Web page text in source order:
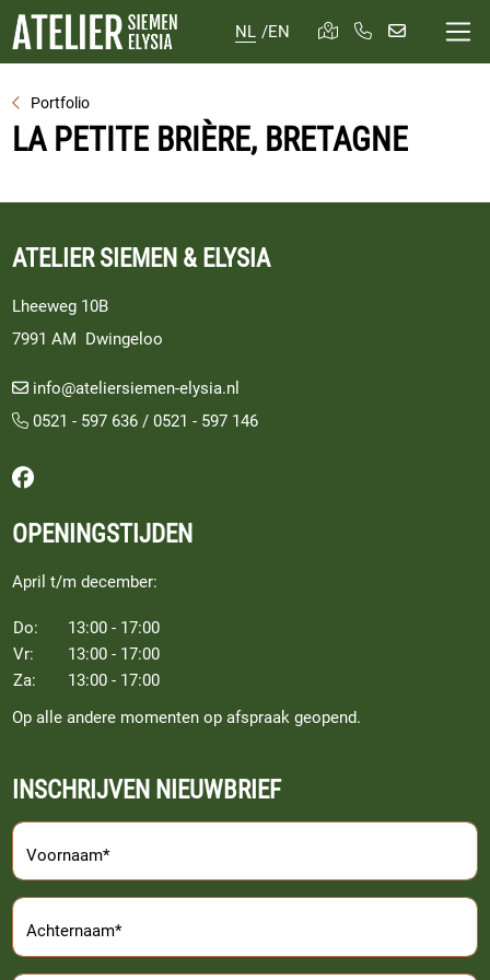
NL /EN
Portfolio
LA PETITE BRIÈRE, BRETAGNE
ATELIER SIEMEN & ELYSIA
Lheeweg 10B
7991 AM Dwingeloo
info@ateliersiemen-elysia.nl
0521 - 597 636 /0521 - 597 146
Volg ons op Facebook
OPENINGSTIJDEN
April t/m december:
Do:
13:00 - 17:00
Vr:
13:00 - 17:00
Za:
13:00 - 17:00
Op alle andere momenten op afspraak geopend.
INSCHRIJVEN NIEUWBRIEF
Voornaam*
Achternaam*